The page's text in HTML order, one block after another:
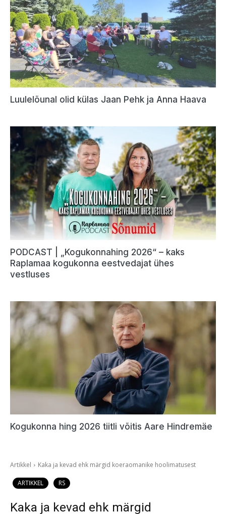
Luulelõunal olid külas Jaan Pehk ja Anna Haava
PODCAST | „Kogukonnahing 2026“ – kaks
Raplamaa kogukonna eestvedajat ühes
vestluses
Kogukonna hing 2026 tiitli võitis Aare Hindremäe